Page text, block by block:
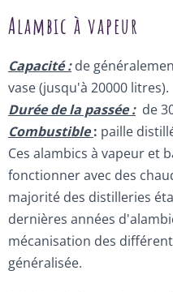
Alambic à vapeur
Capacité :de
vase (jusqu'à 20000 litres).
Durée de la passée :de
Combustible: paille
Ces alambics à vapeur et
fonctionner avec des
majorité des distilleries
dernières années
mécanisation des
généralisée.